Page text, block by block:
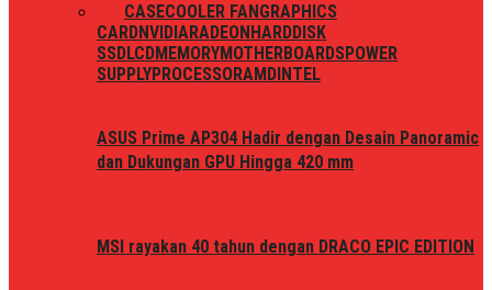
CASECOOLER FAN GRAPHICS
CARDNVIDIARADEON HARDDISK
SSDLCDMEMORYMOTHERBOARDSPOWER
SUPPLYPROCESSORAMD INTEL
ASUS Prime AP304 Hadir dengan Desain Panoramic
dan Dukungan GPU Hingga 420 mm
MSI rayakan 40 tahun dengan DRACO EPIC EDITION